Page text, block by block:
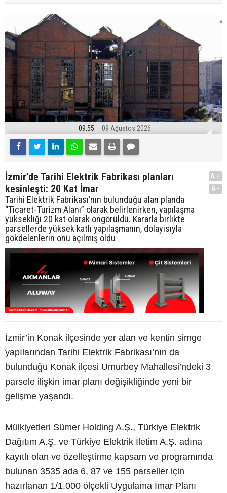
09:55 09 Ağustos 2026
İzmir’de Tarihi Elektrik Fabrikası planları
kesinleşti: 20 Kat İmar
Tarihi Elektrik Fabrikası’nın bulunduğu alan planda
“Ticaret-Turizm Alanı” olarak belirlenirken, yapılaşma
yüksekliği 20 kat olarak öngörüldü. Kararla birlikte
parsellerde yüksek katlı yapılaşmanın, dolayısıyla
gökdelenlerin önü açılmış oldu
A+
A-
İzmir’in Konak ilçesinde yer alan ve kentin simge
yapılarından Tarihi Elektrik Fabrikası’nın da
bulunduğu Konak ilçesi Umurbey Mahallesi’ndeki 3
parsele ilişkin imar planı değişikliğinde yeni bir
gelişme yaşandı.
Mülkiyetleri Sümer Holding A.Ş., Türkiye Elektrik
Dağıtım A.Ş. ve Türkiye Elektrik İletim A.Ş. adına
kayıtlı olan ve özelleştirme kapsam ve programında
bulunan 3535 ada 6, 87 ve 155 parseller için
hazırlanan 1/1.000 ölçekli Uygulama İmar Planı